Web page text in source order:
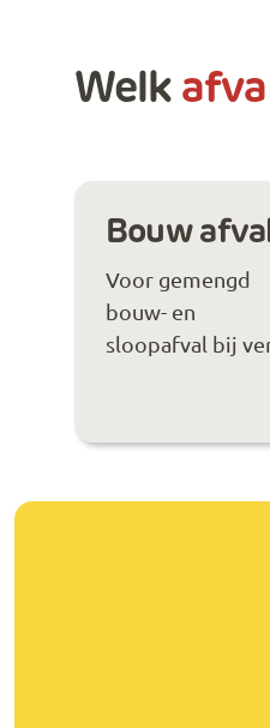
Welk
Bouw afval
Voor gemengd
bouw- en
sloopafval bij